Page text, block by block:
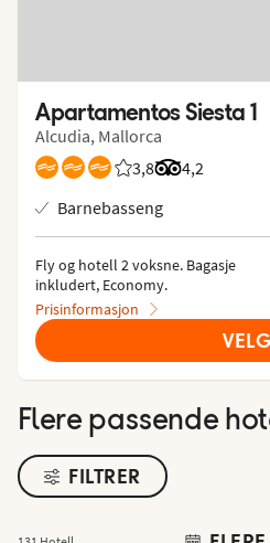
Apartamentos Siesta 1
Alcudia, Mallorca
3,8
Vurdering fra
4,2
Vurdering
Barnebasseng
Fly og hotell 2 voksne. Bagasje
inkludert, Economy.
Prisinformasjon
VELG
Flere passende
FILTRER